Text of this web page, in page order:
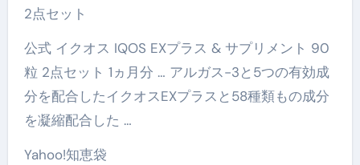
2点セット
公式 イクオス IQOS EXプラス & サプリメント 90
粒 2点セット 1ヵ月分 … アルガス-3と5つの有効成
分を配合したイクオスEXプラスと58種類もの成分
を凝縮配合した …
Yahoo!知恵袋